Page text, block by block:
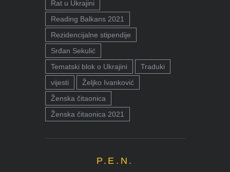
Rat u Ukrajini
Reading Balkans 2021
Rezidencijalne stipendije
Srđan Sekulić
Tematski blok o Ukrajini
Traduki
vijesti
Željko Ivanković
Ženska čitaonica
Ženska čitaonica 2021
P.E.N.